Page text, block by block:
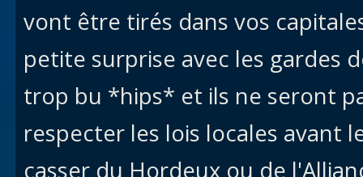
vont être tirés dans vos
petite surprise avec les gardes
trop bu *hips* et ils ne seront
respecter les lois locales avant
casser du Hordeux ou de